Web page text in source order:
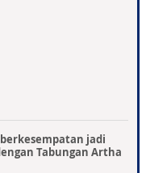
jadi
Tabungan Artha